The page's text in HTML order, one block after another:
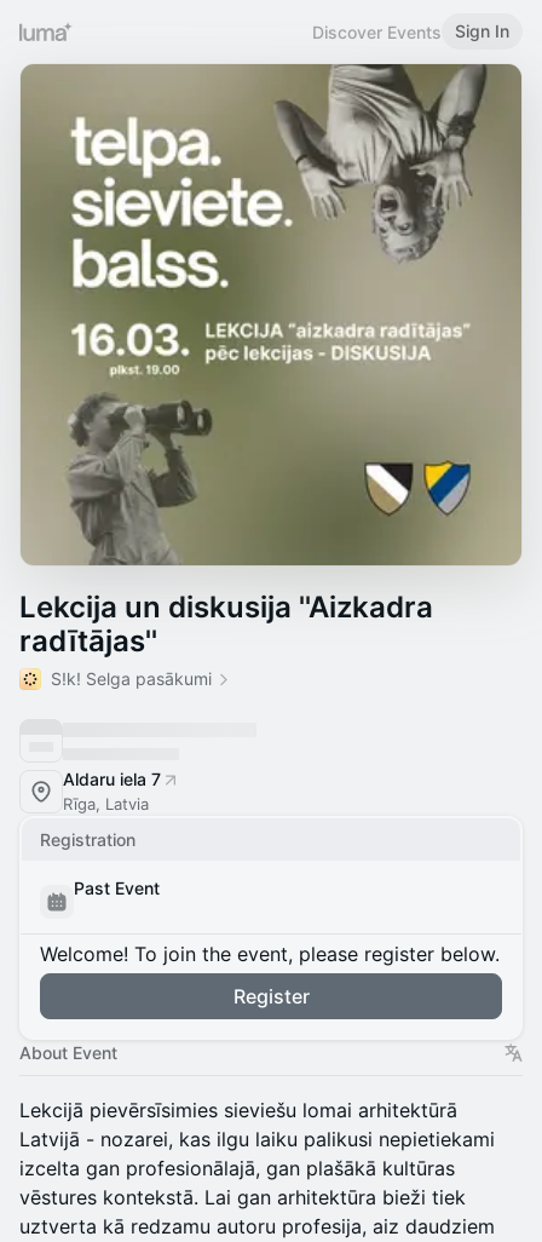
Discover Events Sign In
Lekcija un diskusija ''Aizkadra
radītājas''
S!k! Selga pasākumi
Aldaru iela 7
Rīga, Latvia
Registration
Past Event
Welcome! To join the event, please register below.
Register
About Event
Lekcijā pievērsīsimies sieviešu lomai arhitektūrā
Latvijā - nozarei, kas ilgu laiku palikusi nepietiekami
izcelta gan profesionālajā, gan plašākā kultūras
vēstures kontekstā. Lai gan arhitektūra bieži tiek
uztverta kā redzamu autoru profesija, aiz daudziem